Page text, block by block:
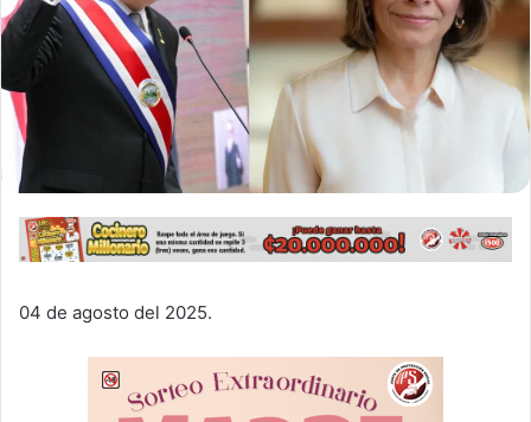
04 de agosto del 2025.